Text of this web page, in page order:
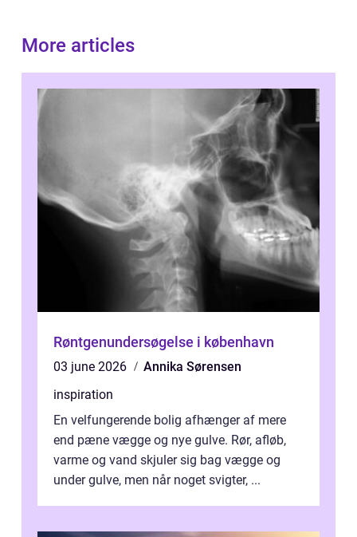
More articles
Røntgenundersøgelse i københavn
03 june 2026
Annika Sørensen
inspiration
En velfungerende bolig afhænger af mere
end pæne vægge og nye gulve. Rør, afløb,
varme og vand skjuler sig bag vægge og
under gulve, men når noget svigter, ...